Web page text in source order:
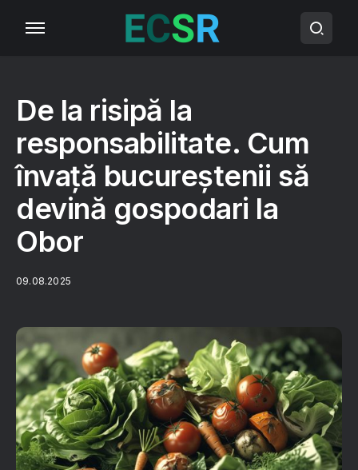
De la risipă la
responsabilitate. Cum
învață bucureștenii să
devină gospodari la
Obor
09.08.2025